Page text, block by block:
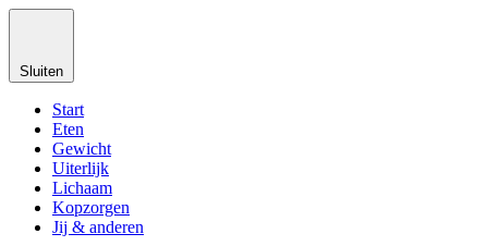
Sluiten
Start
Eten
Gewicht
Uiterlijk
Lichaam
Kopzorgen
Jij & anderen